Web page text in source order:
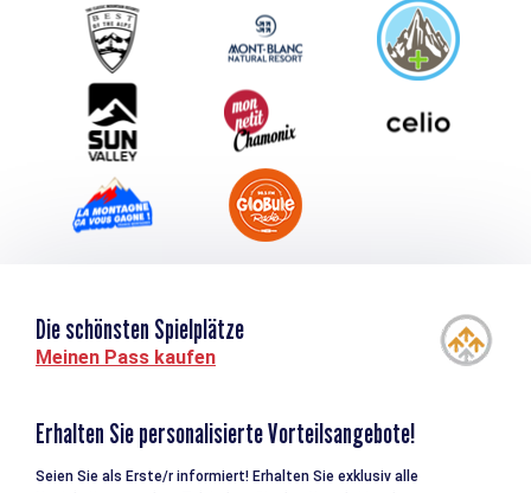
Service groupes et séminaires
Herunterladen
Tourismus & Behinderung
Die schönsten Spielplätze
Meinen Pass kaufen
Erhalten Sie personalisierte Vorteilsangebote!
Seien Sie als Erste/r informiert! Erhalten Sie exklusiv alle